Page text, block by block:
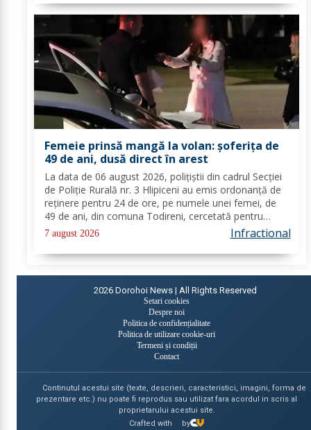
Femeie prinsă mangă la volan: șoferița de
49 de ani, dusă direct în arest
La data de 06 august 2026, polițiștii din cadrul Secției
de Poliție Rurală nr. 3 Hlipiceni au emis ordonanță de
reținere pentru 24 de ore, pe numele unei femei, de
49 de ani, din comuna Todireni, cercetată pentru
comiterea infracțiunii de conducerea unui vehicul sub
influența alcoolului. În urma...
7 august 2026 Infractional
2026 Dorohoi News | All Rights Reserved
Setari cookies
Despre noi
Politica de confidențialitate
Politica de utilizare cookie-uri
Termeni și condiții
Contact
Continutul acestui site (texte, descrieri, caracteristici, imagini, forma de
prezentare etc.) nu poate fi reprodus sau utilizat fara acordul in scris al
proprietarului acestui site.
Crafted with
by